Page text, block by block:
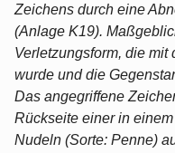
Zeichens durch eine
(Anlage K19).
Verletzungsform, die mit
wurde und die
Das angegriffene
Rückseite einer in
Nudeln (Sorte: Penne)